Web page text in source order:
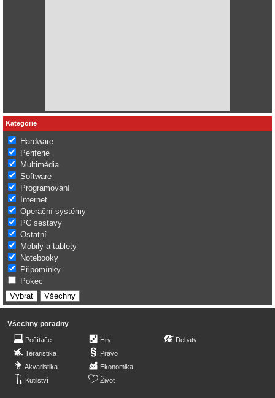
Kategorie
Hardware
Periferie
Multimédia
Software
Programování
Internet
Operační systémy
PC sestavy
Ostatní
Mobily a tablety
Notebooky
Připomínky
Pokec
Všechny poradny
Počítače
Teraristika
Akvaristika
Kutilství
Hry
Právo
Ekonomika
Život
Debaty